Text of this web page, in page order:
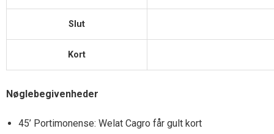
Slut
Kort
Nøglebegivenheder
45’ Portimonense: Welat Cagro får gult kort